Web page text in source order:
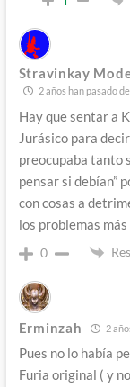
Stravinkay
2 años han pasado
Hay que sentar a
Jurásico para
preocupaba tanto
pensar si debían”
con cosas a
los problemas
0
Erminzah 2
Pues no lo había
Furia original ( y